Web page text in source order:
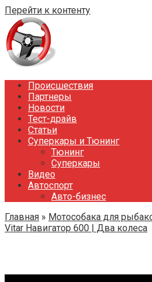
Перейти к контенту
Происшествия
Партнеры
Новости
Тест-драйв
Статьи
Суперкары и Тюнинг
Тюнинг
Суперкары
Видео
Автоспорт
Авто-бизнес
Главная » Мотособака для
Vitar Навигатор 600 | Два колеса